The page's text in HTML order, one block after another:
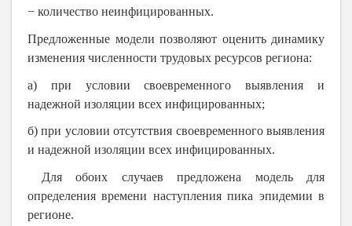
− количество неинфицированных.
Предложенные модели позволяют оценить динамику
изменения численности трудовых ресурсов региона:
а) при условии своевременного выявления и
надежной изоляции всех инфицированных;
б) при условии отсутствия своевременного выявления
и надежной изоляции всех инфицированных.
Для обоих случаев предложена модель для
определения времени наступления пика эпидемии в
регионе.